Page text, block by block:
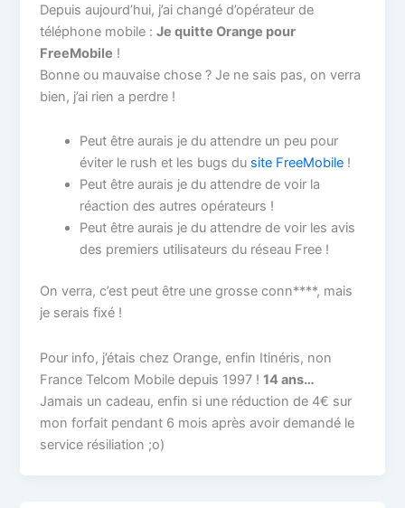
Depuis aujourd’hui, j’ai changé d’opérateur de
téléphone mobile :Je quitte Orange pour
FreeMobile !
Bonne ou mauvaise chose ? Je ne sais pas, on verra
bien, j’ai rien a perdre !
Peut être aurais je du attendre un peu pour
éviter le rush et les bugs du site FreeMobile !
Peut être aurais je du attendre de voir la
réaction des autres opérateurs !
Peut être aurais je du attendre de voir les avis
des premiers utilisateurs du réseau Free !
On verra, c’est peut être une grosse conn****, mais
je serais fixé !
Pour info, j’étais chez Orange, enfin Itinéris, non
France Telcom Mobile depuis 1997 !14 ans…
Jamais un cadeau, enfin si une réduction de 4€ sur
mon forfait pendant 6 mois après avoir demandé le
service résiliation ;o)